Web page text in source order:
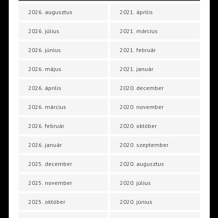
2026. augusztus
2026. július
2026. június
2026. május
2026. április
2026. március
2026. február
2026. január
2025. december
2025. november
2025. október
2021. április
2021. március
2021. február
2021. január
2020. december
2020. november
2020. október
2020. szeptember
2020. augusztus
2020. július
2020. június